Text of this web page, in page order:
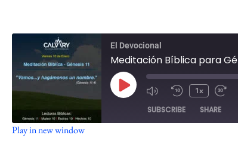
El Devocional
Meditación Bíblica para
1x
SUBSCRIBE SHARE
Play in new window